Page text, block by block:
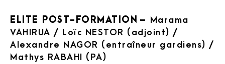
ELITE POST-FORMATION – Marama
VAHIRUA / Loïc NESTOR (adjoint) /
Alexandre NAGOR (entraîneur gardiens) /
Mathys RABAHI (PA)